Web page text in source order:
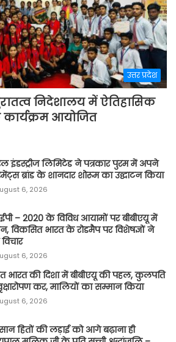
उत्तर प्रदेश
निदेशालय में ऐतिहासिक
कार्यक्रम आयोजित
इंडस्ट्रीज लिमिटेड ने पत्रकार पुरम में अपने
ब्रांड के शानदार शोरूम का उद्घाटन किया
6, 2026
– 2020 के विविध आयामों पर बीबीएयू में
विकसित भारत के रोडमैप पर विशेषज्ञों ने
6, 2026
भारत की दिशा में बीबीएयू की पहल, कुलपति
कर, मालियों का सम्मान किया
6, 2026
हितों की लड़ाई को आगे बढ़ाना ही